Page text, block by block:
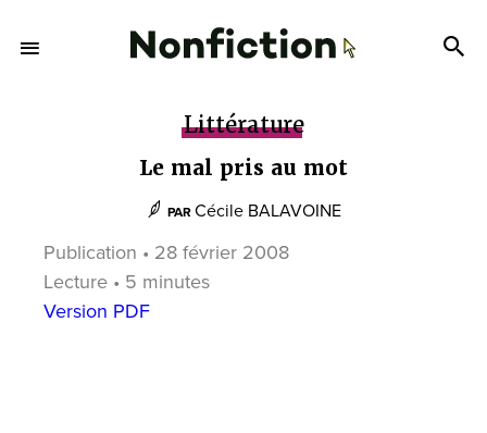
Littérature
Le mal pris au mot
PAR Cécile BALAVOINE
Publication • 28 février 2008
Lecture • 5 minutes
Version PDF